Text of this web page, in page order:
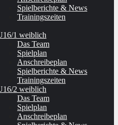
Spielberichte & News
Trainingszeiten
1 weiblich
Das Team
Spielplan
Anschreibeplan
Spielberichte & News
Trainingszeiten
2 weiblich
Das Team
Spielplan
Anschreibeplan